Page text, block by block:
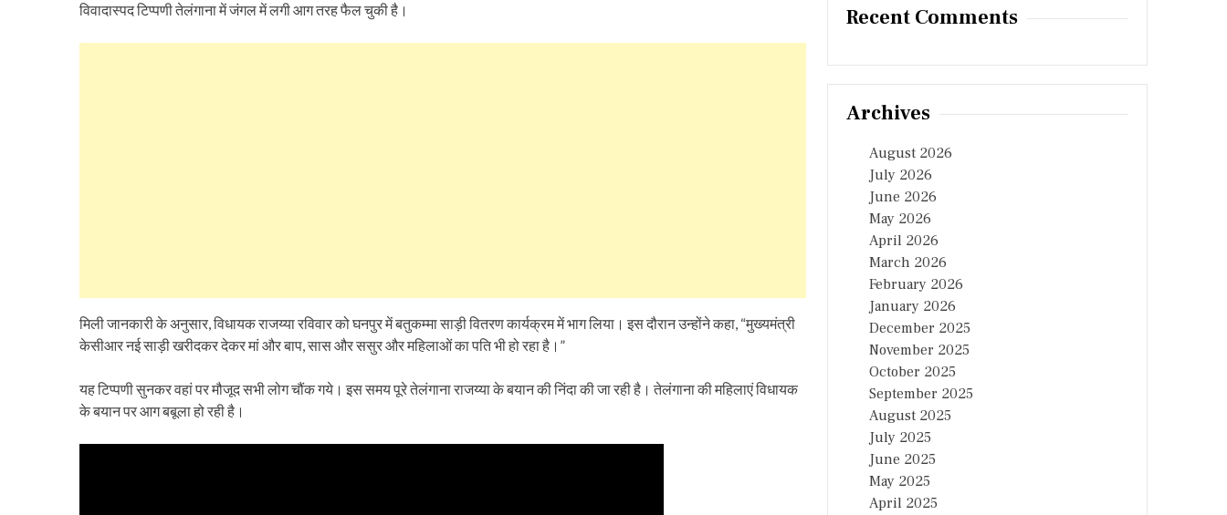
विवादास्पद टिप्पणी तेलंगाना में जंगल में लगी आग तरह फैल चुकी है।
मिली जानकारी के अनुसार, विधायक राजय्या रविवार को घनपुर में बतुकम्मा साड़ी वितरण कार्यक्रम में भाग लिया। इस दौरान उन्होंने कहा, “मुख्यमंत्री
केसीआर नई साड़ी खरीदकर देकर मां और बाप, सास और ससुर और महिलाओं का पति भी हो रहा है।”
यह टिप्पणी सुनकर वहां पर मौजूद सभी लोग चौंक गये। इस समय पूरे तेलंगाना राजय्या के बयान की निंदा की जा रही है। तेलंगाना की महिलाएं विधायक
के बयान पर आग बबूला हो रही है।
Recent Comments
Archives
August 2026
July 2026
June 2026
May 2026
April 2026
March 2026
February 2026
January 2026
December 2025
November 2025
October 2025
September 2025
August 2025
July 2025
June 2025
May 2025
April 2025